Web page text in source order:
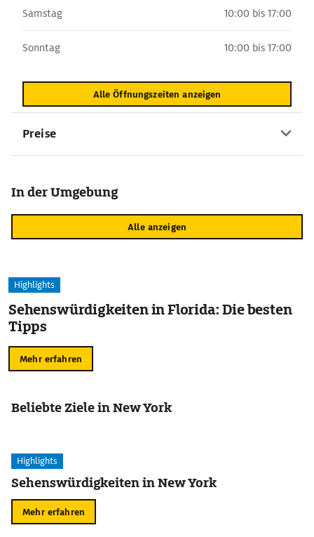
Samstag 10:00 bis 17:00
Sonntag 10:00 bis 17:00
Alle Öffnungszeiten anzeigen
Preise
In der Umgebung
Alle anzeigen
Highlights
Sehenswürdigkeiten in Florida: Die besten
Tipps
Mehr erfahren
Beliebte Ziele in New York
Highlights
Sehenswürdigkeiten in New York
Mehr erfahren